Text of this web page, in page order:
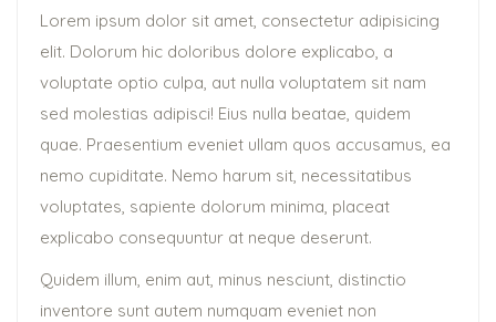
Lorem ipsum dolor sit amet, consectetur adipisicing
elit. Dolorum hic doloribus dolore explicabo, a
voluptate optio culpa, aut nulla voluptatem sit nam
sed molestias adipisci! Eius nulla beatae, quidem
quae. Praesentium eveniet ullam quos accusamus, ea
nemo cupiditate. Nemo harum sit, necessitatibus
voluptates, sapiente dolorum minima, placeat
explicabo consequuntur at neque deserunt.
Quidem illum, enim aut, minus nesciunt, distinctio
inventore sunt autem numquam eveniet non